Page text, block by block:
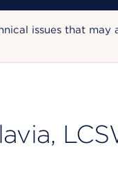
issues that may